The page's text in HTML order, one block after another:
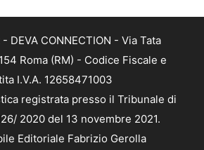
DEVA CONNECTION - Via Tata
Roma (RM) - Codice Fiscale e
I.V.A. 12658471003
registrata presso il Tribunale di
2020 del 13 novembre 2021.
Editoriale Fabrizio Gerolla